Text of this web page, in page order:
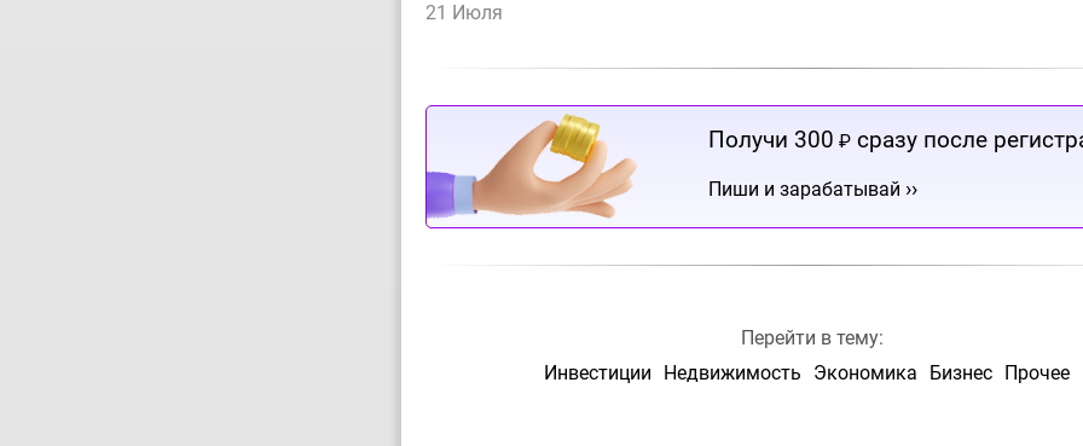
21 Июля
Получи 300 ₽ сразу после
Пиши и зарабатывай ››
Перейти в тему:
Инвестиции
Недвижимость Экономика Бизнес Прочее